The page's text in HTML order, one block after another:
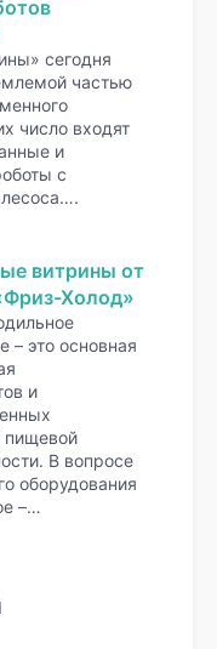
сегодня
частью
число входят
и
с
витрины от
Холод»
– это основная
и
пищевой
В вопросе
оборудования
–…